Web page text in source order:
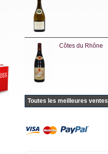
Côtes du Rhône
Toutes les meilleures ventes